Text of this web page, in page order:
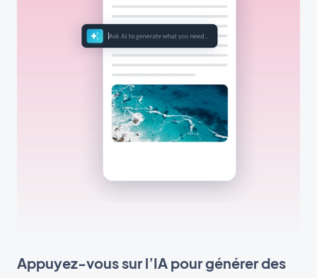
Appuyez-vous sur l’IA pour générer des